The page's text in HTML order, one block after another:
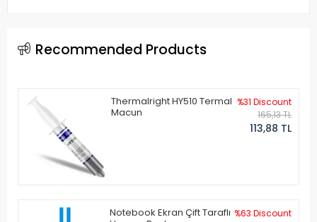
Recommended Products
Thermalright HY510 Termal
Macun
%31 Discount
165,13 TL
113,88 TL
Notebook Ekran Çift Taraflı %63 Discount